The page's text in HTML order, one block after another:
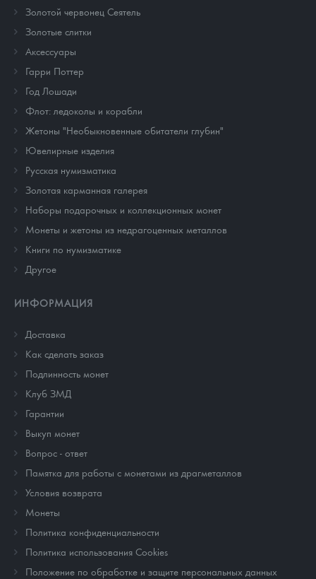
Золотой червонец Сеятель
Золотые слитки
Аксессуары
Гарри Поттер
Год Лошади
Флот: ледоколы и корабли
Жетоны "Необыкновенные обитатели глубин"
Ювелирные изделия
Русская нумизматика
Золотая карманная галерея
Наборы подарочных и коллекционных монет
Монеты и жетоны из недрагоценных металлов
Книги по нумизматике
Другое
ИНФОРМАЦИЯ
Доставка
Как сделать заказ
Подлинность монет
Клуб ЗМД
Гарантии
Выкуп монет
Вопрос - ответ
Памятка для работы с монетами из драгметаллов
Условия возврата
Монеты
Политика конфиденциальности
Политика использования Cookies
Положение по обработке и защите персональных данных